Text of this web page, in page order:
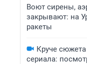
Воют сирены,
закрывают: на
ракеты
Круче
сериала: